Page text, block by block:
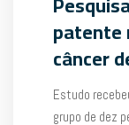
patente
câncer
Estudo
grupo de dez